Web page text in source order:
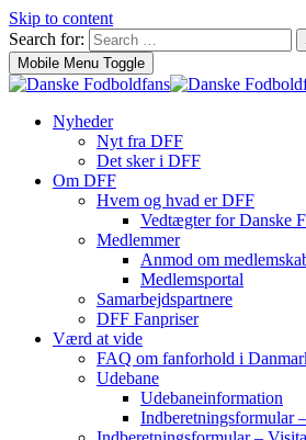
Skip to content
Search for:
Mobile Menu Toggle
Nyheder
Nyt fra DFF
Det sker i DFF
Om DFF
Hvem og hvad er DFF
Vedtægter for Danske
Medlemmer
Anmod om
Medlemsportal
Samarbejdspartnere
DFF Fanpriser
Værd at vide
FAQ om fanforhold i
Udebane
Udebaneinformation
Indberetningsformular